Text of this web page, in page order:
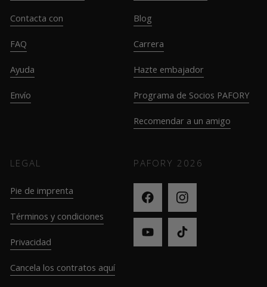
Contacta con
FAQ
Ayuda
Envío
Blog
Carrera
Hazte embajador
Programa de Socios PAFORY
Recomendar a un amigo
LEGAL
Pie de imprenta
Términos y condiciones
Privacidad
Cancela los contratos aquí
PAFORY 2026